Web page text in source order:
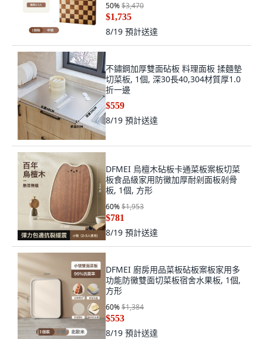
50%$3,470
$1,735
8/19 預計送達
不鏽鋼加厚雙面砧板 料理面板 揉麵墊
切菜板, 1個, 深30長40,304材質厚1.0
折一邊
$559
8/19 預計送達
DFMEI 烏檀木砧板卡通菜板案板切菜
板食品級家用防黴加厚耐剁面板剁骨
板, 1個, 方形
60%$1,953
$781
8/19 預計送達
DFMEI 廚房用品菜板砧板案板家用多
功能防黴雙面切菜板宿舍水果板, 1個,
方形
60%$1,384
$553
8/19 預計送達